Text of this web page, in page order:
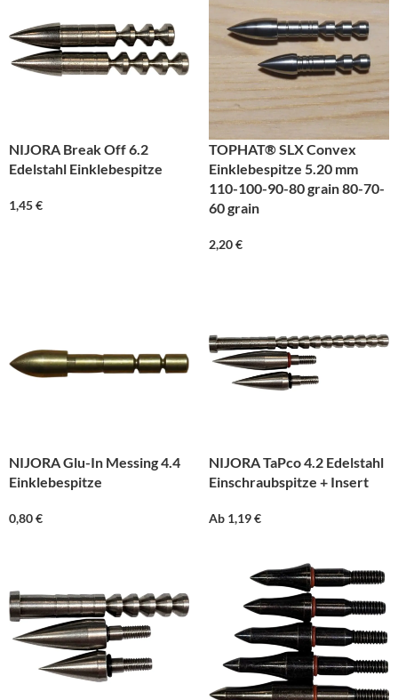
NIJORA Break Off 6.2
Edelstahl Einklebespitze
1,45€
TOPHAT® SLX Convex
Einklebespitze 5.20 mm
110-100-90-80 grain 80-70-
60 grain
2,20€
NIJORA Glu-In Messing 4.4
Einklebespitze
0,80€
NIJORA TaPco 4.2 Edelstahl
Einschraubspitze + Insert
Ab 1,19€